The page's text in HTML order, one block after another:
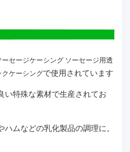
セージケーシング ソーセージ用透
ケーシングで使用されています
い特殊な素材で生産されてお
ムなどの乳化製品の調理に。